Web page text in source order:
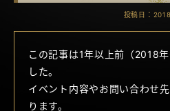
投稿日：
この記事は1年以上前（2018
した。
イベント内容やお問い合わせ
ります。